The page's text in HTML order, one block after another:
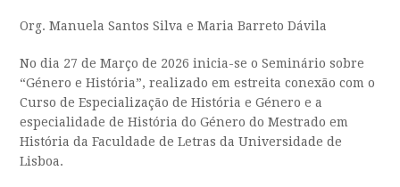
Org. Manuela Santos Silva e Maria Barreto Dávila
No dia 27 de Março de 2026 inicia-se o Seminário sobre
“Género e História”, realizado em estreita conexão com o
Curso de Especialização de História e Género e a
especialidade de História do Género do Mestrado em
História da Faculdade de Letras da Universidade de
Lisboa.